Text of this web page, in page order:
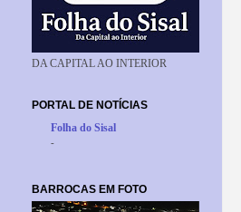
DA CAPITAL AO INTERIOR
PORTAL DE NOTÍCIAS
Folha do Sisal
-
BARROCAS EM FOTO